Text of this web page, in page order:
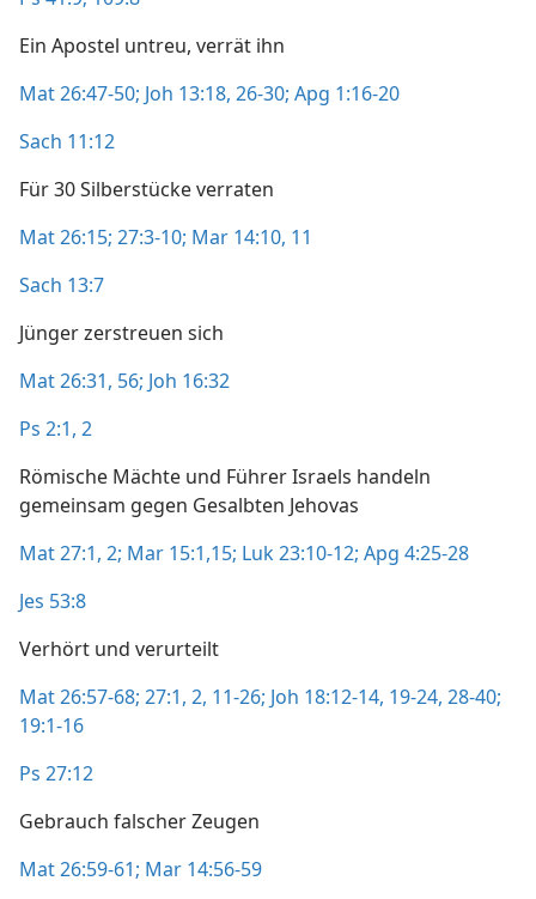
Ein Apostel untreu, verrät ihn
Mat 26:47-50; Joh 13:18, 26-30; Apg 1:16-20
Sach 11:12
Für 30 Silberstücke verraten
Mat 26:15; 27:3-10; Mar 14:10, 11
Sach 13:7
Jünger zerstreuen sich
Mat 26:31, 56; Joh 16:32
Ps 2:1, 2
Römische Mächte und Führer Israels handeln
gemeinsam gegen Gesalbten Jehovas
Mat 27:1, 2; Mar 15:1,15; Luk 23:10-12; Apg 4:25-28
Jes 53:8
Verhört und verurteilt
Mat 26:57-68; 27:1, 2, 11-26; Joh 18:12-14, 19-24, 28-40;
19:1-16
Ps 27:12
Gebrauch falscher Zeugen
Mat 26:59-61; Mar 14:56-59